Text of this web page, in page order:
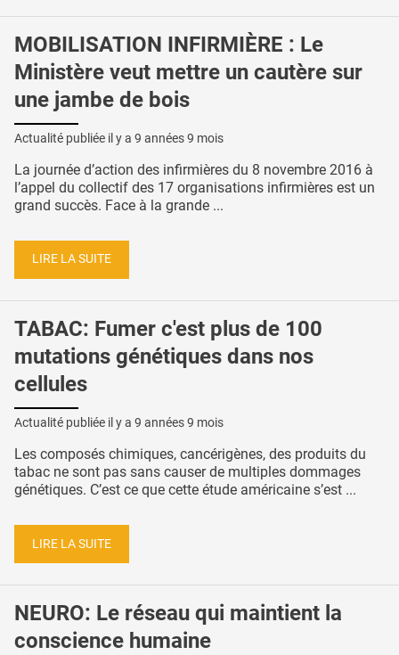
MOBILISATION INFIRMIÈRE : Le
Ministère veut mettre un cautère sur
une jambe de bois
Actualité publiée il y a 9 années 9 mois
La journée d’action des infirmières du 8 novembre 2016 à
l’appel du collectif des 17 organisations infirmières est un
grand succès. Face à la grande ...
LIRE LA SUITE
TABAC: Fumer c'est plus de 100
mutations génétiques dans nos
cellules
Actualité publiée il y a 9 années 9 mois
Les composés chimiques, cancérigènes, des produits du
tabac ne sont pas sans causer de multiples dommages
génétiques. C’est ce que cette étude américaine s’est ...
LIRE LA SUITE
NEURO: Le réseau qui maintient la
conscience humaine